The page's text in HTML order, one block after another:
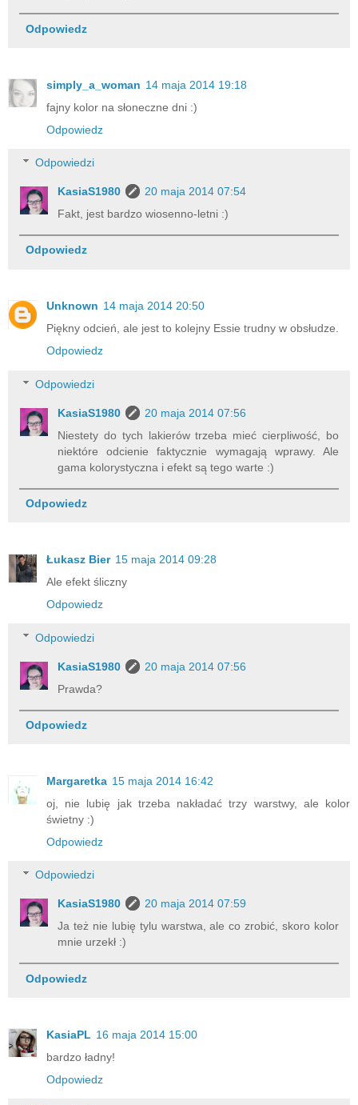
Odpowiedz
simply_a_woman 14 maja 2014 19:18
fajny kolor na słoneczne dni :)
Odpowiedz
Odpowiedzi
KasiaS1980
20 maja 2014 07:54
Fakt, jest bardzo wiosenno-letni :)
Odpowiedz
Unknown 14 maja 2014 20:50
Piękny odcień, ale jest to kolejny Essie trudny w obsłudze.
Odpowiedz
Odpowiedzi
KasiaS1980
20 maja 2014 07:56
Niestety do tych lakierów trzeba mieć cierpliwość, bo
niektóre odcienie faktycznie wymagają wprawy. Ale
gama kolorystyczna i efekt są tego warte :)
Odpowiedz
Łukasz Bier 15 maja 2014 09:28
Ale efekt śliczny
Odpowiedz
Odpowiedzi
KasiaS1980
20 maja 2014 07:56
Prawda?
Odpowiedz
Margaretka 15 maja 2014 16:42
oj, nie lubię jak trzeba nakładać trzy warstwy, ale kolor
świetny :)
Odpowiedz
Odpowiedzi
KasiaS1980
20 maja 2014 07:59
Ja też nie lubię tylu warstwa, ale co zrobić, skoro kolor
mnie urzekł :)
Odpowiedz
KasiaPL 16 maja 2014 15:00
bardzo ładny!
Odpowiedz